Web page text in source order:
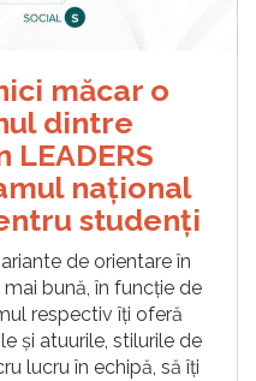
măcar o
dintre
național
studenți
de orientare în
bună, în funcție de
respectiv îți oferă
și atuurile, stilurile de
lucru în echipă, să îți